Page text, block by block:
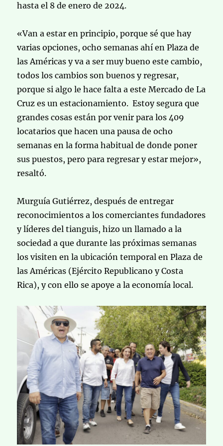
hasta el 8 de enero de 2024.
«Van a estar en principio, porque sé que hay
varias opciones, ocho semanas ahí en Plaza de
las Américas y va a ser muy bueno este cambio,
todos los cambios son buenos y regresar,
porque si algo le hace falta a este Mercado de La
Cruz es un estacionamiento. Estoy segura que
grandes cosas están por venir para los 409
locatarios que hacen una pausa de ocho
semanas en la forma habitual de donde poner
sus puestos, pero para regresar y estar mejor»,
resaltó.
Murguía Gutiérrez, después de entregar
reconocimientos a los comerciantes fundadores
y líderes del tianguis, hizo un llamado a la
sociedad a que durante las próximas semanas
los visiten en la ubicación temporal en Plaza de
las Américas (Ejército Republicano y Costa
Rica), y con ello se apoye a la economía local.